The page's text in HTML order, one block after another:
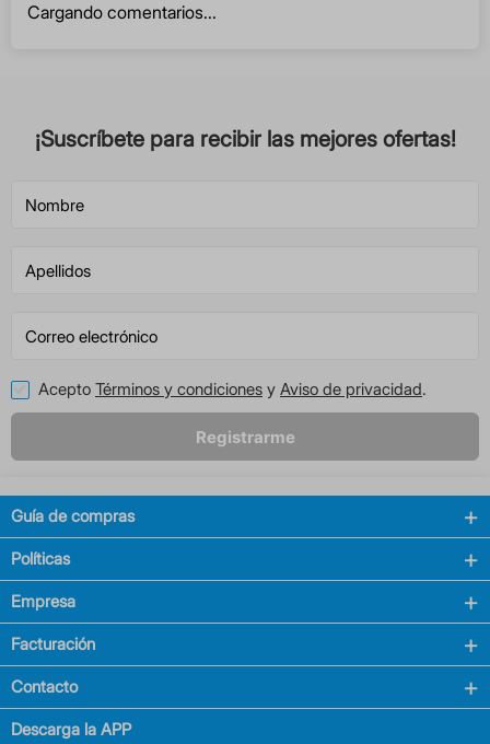
Cargando comentarios...
¡Suscríbete para recibir las mejores ofertas!
Acepto Términos y condiciones y Aviso de privacidad.
Registrarme
Guía de compras
Políticas
Empresa
Facturación
Contacto
Descarga la APP